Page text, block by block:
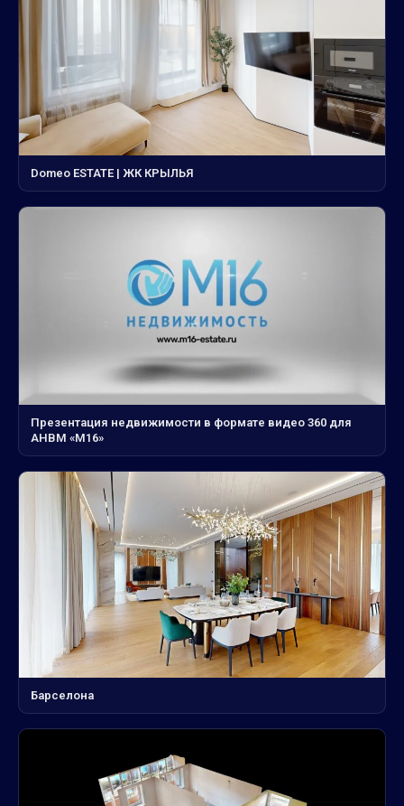
Domeo ESTATE | ЖК КРЫЛЬЯ
Презентация недвижимости в формате видео 360 для
АНВМ «М16»
Барселона